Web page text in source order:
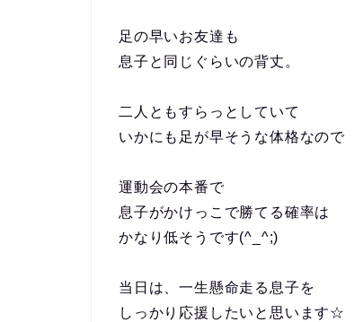
足の早いお友達も
息子と同じぐらいの背丈。
二人ともすらっとしていて
いかにも足が早そうな体格なので
運動会の本番で
息子がかけっこで勝てる確率は
かなり低そうです(^_^;)
当日は、一生懸命走る息子を
しっかり応援したいと思います☆